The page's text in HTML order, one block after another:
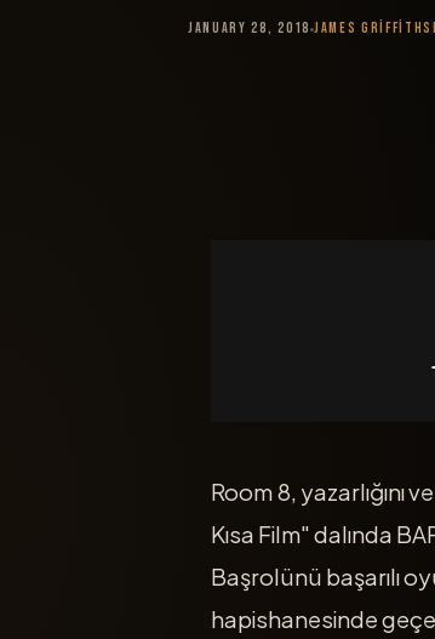
January 28, 2018 James Griffiths
Room 8, yazarlığını
Kısa Film" dalında
Başrolünü başarılı
hapishanesinde